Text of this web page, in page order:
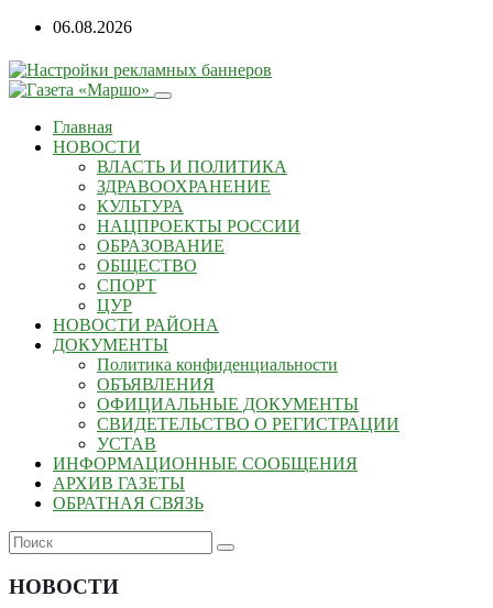
06.08.2026
Главная
НОВОСТИ
ВЛАСТЬ И ПОЛИТИКА
ЗДРАВООХРАНЕНИЕ
КУЛЬТУРА
НАЦПРОЕКТЫ РОССИИ
ОБРАЗОВАНИЕ
ОБЩЕСТВО
СПОРТ
ЦУР
НОВОСТИ РАЙОНА
ДОКУМЕНТЫ
Политика конфиденциальности
ОБЪЯВЛЕНИЯ
ОФИЦИАЛЬНЫЕ ДОКУМЕНТЫ
СВИДЕТЕЛЬСТВО О РЕГИСТРАЦИИ
УСТАВ
ИНФОРМАЦИОННЫЕ СООБЩЕНИЯ
АРХИВ ГАЗЕТЫ
ОБРАТНАЯ СВЯЗЬ
НОВОСТИ